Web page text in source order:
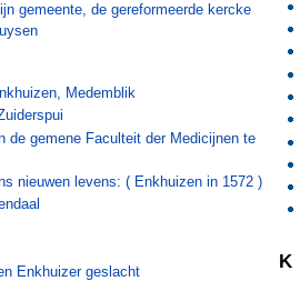
gemeente, de gereformeerde kercke
Medemblik
de gemene Faculteit der Medicijnen te
nieuwen levens: ( Enkhuizen in 1572 )
Enkhuizer geslacht
K